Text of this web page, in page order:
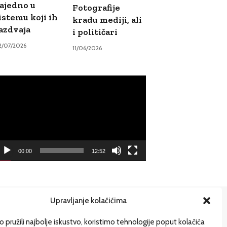
Upravljanje kolačićima
pružili najbolje iskustvo, koristimo tehnologije poput kolačića
u
koji ih
07/2026
Fotografije
kradu mediji, ali
i političari
11/06/2026
00:00 12:52